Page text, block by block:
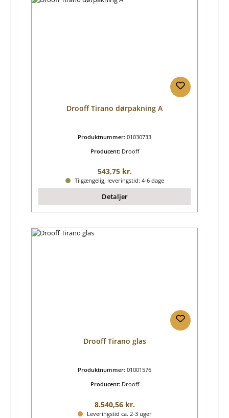
Drooff Tirano dørpakning A
Produktnummer: 01030733
Producent: Drooff
Almindelig pris:
543,75 kr.
Tilgængelig, leveringstid: 4-6 dage
Detaljer
Drooff Tirano glas
Produktnummer: 01001576
Producent: Drooff
Almindelig pris:
8.540,56 kr.
Leveringstid ca. 2-3 uger